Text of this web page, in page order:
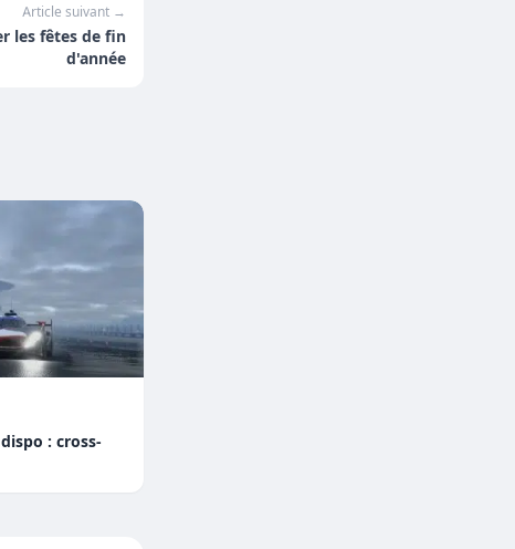
Article suivant →
les fêtes de fin
d'année
: cross-